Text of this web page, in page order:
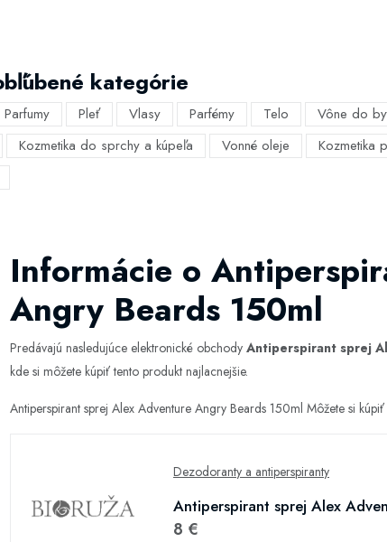
kategórie
Parfumy Pleť Vlasy Parfémy Telo Vône do
Kozmetika do sprchy a kúpeľa Vonné oleje Kozmetika
Informácie o
Angry Beards 150ml
Predávajú nasledujúce elektronické obchody Antiperspirant sprej
kde si môžete kúpiť tento produkt najlacnejšie.
Antiperspirant sprej Alex Adventure Angry Beards 150ml Môžete si
Dezodoranty a antiperspiranty
Antiperspirant sprej Alex
8 €